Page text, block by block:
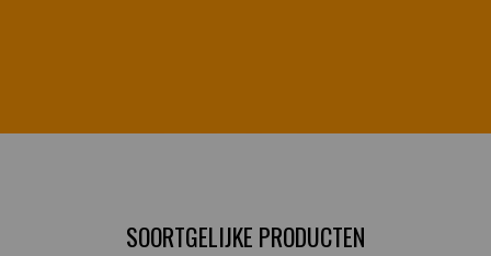
SOORTGELIJKE PRODUCTEN